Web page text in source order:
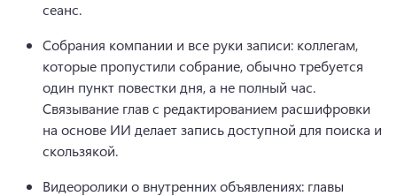
сеанс.
Собрания компании и все руки записи: коллегам,
которые пропустили собрание, обычно требуется
Связывание глав с редактированием расшифровки
на основе ИИ делает запись доступной для поиска и
скользякой.
Видеоролики о внутренних объявлениях: главы